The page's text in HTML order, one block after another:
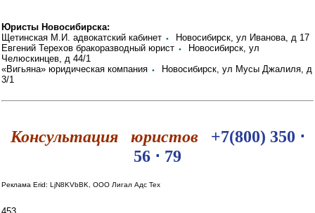
Юристы Новосибирска:
Щетинская М.И. адвокатский кабинет ⬩
Новосибирск, ул Иванова, д 17
Евгений Терехов бракоразводный юрист ⬩
Новосибирск, ул
Челюскинцев, д 44/1
«Вигьяна» юридическая компания ⬩
Новосибирск, ул Мусы Джалиля, д
3/1
Консультация юристов
+7(800) 350 ⋅
56 ⋅ 79
Реклама Erid: LjN8KVbBK, ООО Лигал Адс Тех